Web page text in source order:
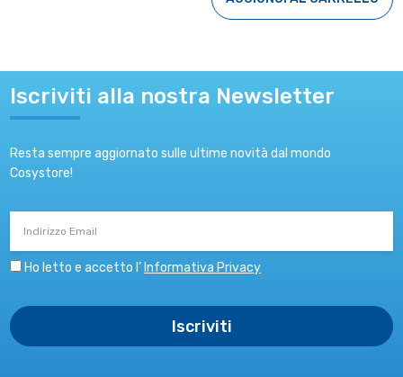
Iscriviti alla nostra Newsletter
Resta sempre aggiornato sulle ultime novità dal mondo
Cosystore!
Ho letto e accetto l’Informativa Privacy